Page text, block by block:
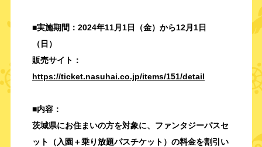
■実施期間： 2024年11月1日（金）から12月1日
（日）
販売サイト：
https://ticket.nasuhai.co.jp/items/151/detail
■内容：
茨城県にお住まいの方を対象に、ファンタジーパスセ
ット（入園＋乗り放題パスチケット）の料金を割引い